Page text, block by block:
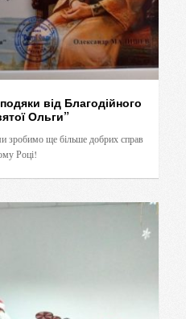
від Благодійного
Ольги”
ще більше добрих справ
Році!